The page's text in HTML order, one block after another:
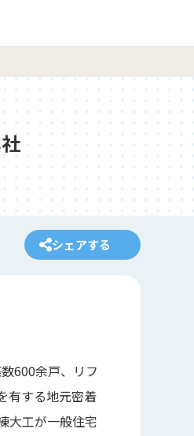
シェアする
600余戸、リフ
有する地元密着
大工が一般住宅